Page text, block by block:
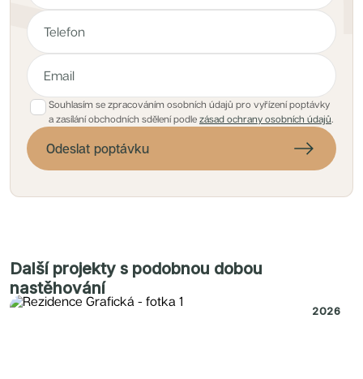
Souhlasím se zpracováním osobních údajů pro vyřízení poptávky
a zasílání obchodních sdělení podle zásad ochrany osobních údajů.
Odeslat poptávku
Další projekty s podobnou dobou
nastěhování
2026